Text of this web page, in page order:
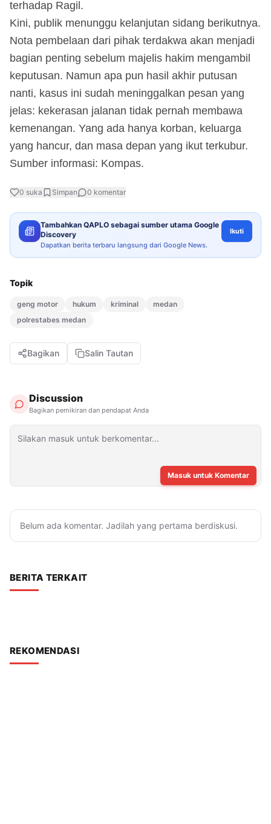
terhadap Ragil.
Kini, publik menunggu kelanjutan sidang berikutnya.
Nota pembelaan dari pihak terdakwa akan menjadi
bagian penting sebelum majelis hakim mengambil
keputusan. Namun apa pun hasil akhir putusan
nanti, kasus ini sudah meninggalkan pesan yang
jelas: kekerasan jalanan tidak pernah membawa
kemenangan. Yang ada hanya korban, keluarga
yang hancur, dan masa depan yang ikut terkubur.
Sumber informasi: Kompas.
0 suka Simpan 0 komentar
Tambahkan QAPLO sebagai sumber utama Google
Discovery
Dapatkan berita terbaru langsung dari Google News.
Ikuti
Topik
geng motor hukum kriminal
medan
polrestabes medan
Bagikan Salin Tautan
Discussion
Bagikan pemikiran dan pendapat Anda
Masuk untuk Komentar
Belum ada komentar. Jadilah yang pertama berdiskusi.
BERITA TERKAIT
REKOMENDASI